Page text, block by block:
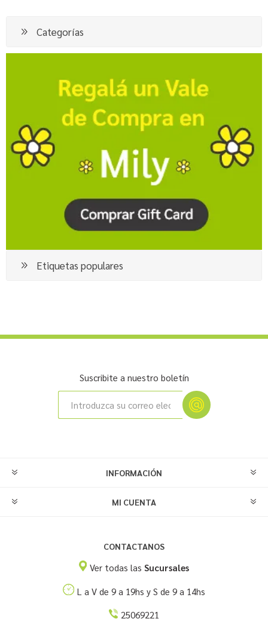
Categorías
Etiquetas populares
Suscribite a nuestro boletín
INFORMACIÓN
MI CUENTA
CONTACTANOS
Ver todas lasSucursales
L a V de 9 a 19hs y S de 9 a 14hs
25069221